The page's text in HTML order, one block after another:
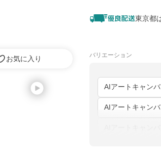
お気に入り
東京都
バリエーション